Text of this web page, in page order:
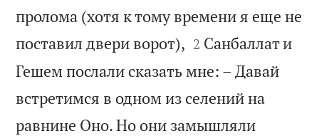
пролома (хотя к тому времени я еще не
поставил двери ворот), 

2 Санбаллат и
Гешем послали сказать мне: – Давай
встретимся в одном из селений на
равнине Оно. Но они замышляли